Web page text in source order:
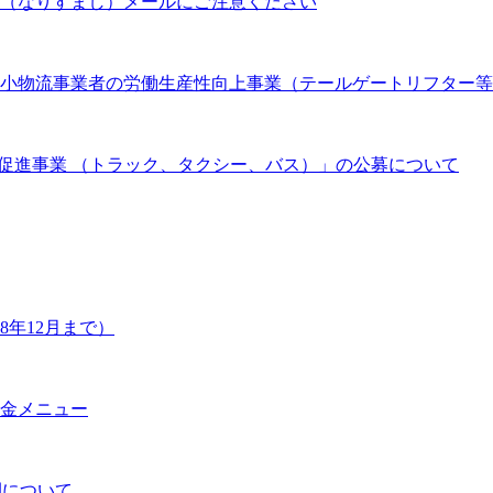
物流事業者の労働生産性向上事業（テールゲートリフター等
進事業 （トラック、タクシー、バス）」の公募について
12月まで）
メニュー